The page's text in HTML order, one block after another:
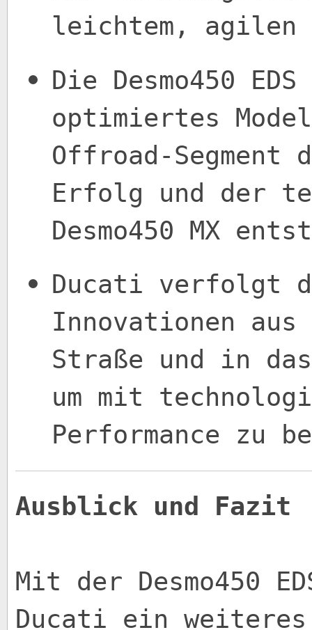
leichtem, agilen
Die Desmo450
optimiertes
Offroad-Segment
Erfolg und der
Desmo450 MX
Ducati verfolgt
Innovationen aus
Straße und in
um mit
Performance zu
Ausblick und Fazit
Mit der Desmo450
Ducati ein